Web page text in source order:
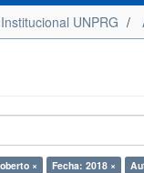
UNPRG
× Fecha: 2018 ×